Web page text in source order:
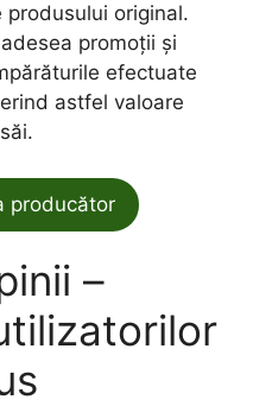
original.
promoții și
efectuate
astfel valoare
producător
–